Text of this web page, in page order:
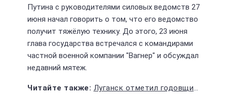
Путина с руководителями силовых ведомств 27
июня начал говорить о том, что его ведомство
получит тяжёлую технику. До этого, 23 июня
глава государства встречался с командирами
частной военной компании "Вагнер" и обсуждал
недавний мятеж.
Луганск отметил годовщину начала СВО открытием памятника